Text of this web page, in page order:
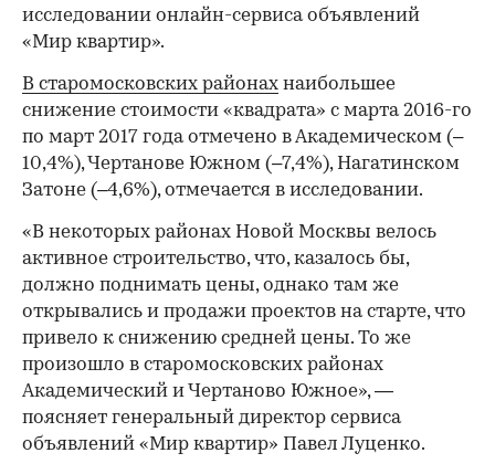
исследовании онлайн-сервиса объявлений
«Мир квартир».
В старомосковских районах наибольшее
снижение стоимости «квадрата» с марта 2016-го
по март 2017 года отмечено в Академическом (–
10,4%), Чертанове Южном (–7,4%), Нагатинском
Затоне (–4,6%), отмечается в исследовании.
«В некоторых районах Новой Москвы велось
активное строительство, что, казалось бы,
должно поднимать цены, однако там же
открывались и продажи проектов на старте, что
привело к снижению средней цены. То же
произошло в старомосковских районах
Академический и Чертаново Южное», —
поясняет генеральный директор сервиса
объявлений «Мир квартир» Павел Луценко.